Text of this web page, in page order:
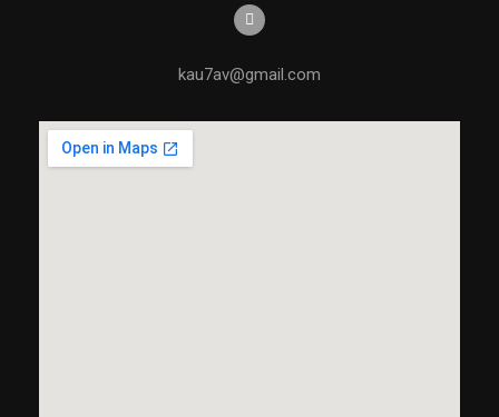
kau7av@gmail.com